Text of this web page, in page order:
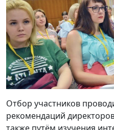
Отбор участников
рекомендаций